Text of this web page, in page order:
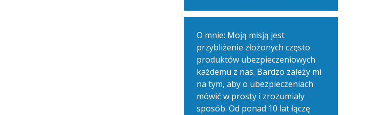
O mnie: Moją misją jest
przybliżenie złożonych często
produktów ubezpieczeniowych
każdemu z nas. Bardzo zależy mi
na tym, aby o ubezpieczeniach
mówić w prosty i zrozumiały
sposób. Od ponad 10 lat łączę